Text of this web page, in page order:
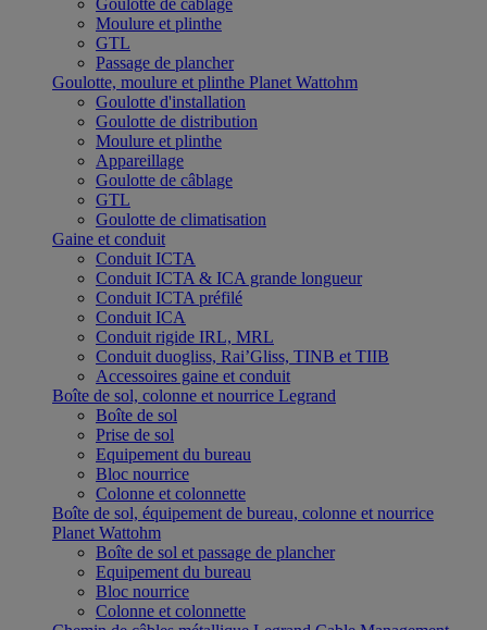
Goulotte de câblage
Moulure et plinthe
GTL
Passage de plancher
Goulotte, moulure et plinthe Planet Wattohm
Goulotte d'installation
Goulotte de distribution
Moulure et plinthe
Appareillage
Goulotte de câblage
GTL
Goulotte de climatisation
Gaine et conduit
Conduit ICTA
Conduit ICTA & ICA grande longueur
Conduit ICTA préfilé
Conduit ICA
Conduit rigide IRL, MRL
Conduit duogliss, Rai’Gliss, TINB et TIIB
Accessoires gaine et conduit
Boîte de sol, colonne et nourrice Legrand
Boîte de sol
Prise de sol
Equipement du bureau
Bloc nourrice
Colonne et colonnette
Boîte de sol, équipement de bureau, colonne et nourrice
Planet Wattohm
Boîte de sol et passage de plancher
Equipement du bureau
Bloc nourrice
Colonne et colonnette